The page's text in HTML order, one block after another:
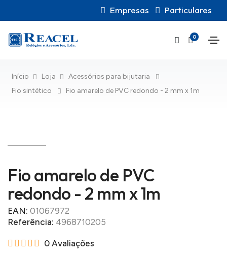
Empresas Particulares
0
Início Loja
Acessórios para bijutaria
Fio sintético
Fio amarelo de PVC redondo - 2 mm x 1m
Fio amarelo de PVC
redondo - 2 mm x 1m
EAN: 01067972
Referência: 4968710205
0 Avaliações